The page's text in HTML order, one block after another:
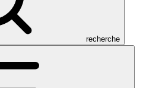
recherche